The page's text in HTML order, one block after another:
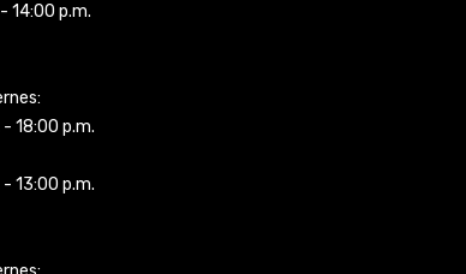
14:00 p.m.
18:00 p.m.
13:00 p.m.